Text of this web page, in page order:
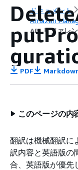
ドキュメント
Amazon
API リファレ
PDF
このページの内
翻訳は機械翻訳に
訳内容と英語版の
合、英語版が優先